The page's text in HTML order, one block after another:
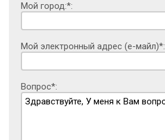
Мой город:*:
Мой электронный адрес (е-майл)*:
Вопрос*: